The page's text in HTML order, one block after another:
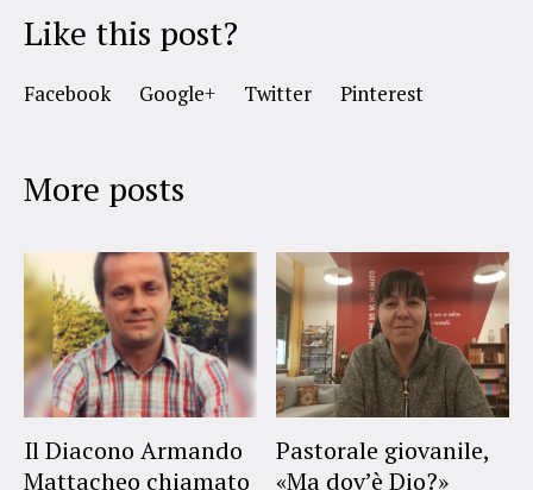
Like this post?
Facebook Google+ Twitter Pinterest
More posts
Il Diacono Armando
Mattacheo chiamato
Pastorale giovanile,
«Ma dov’è Dio?»